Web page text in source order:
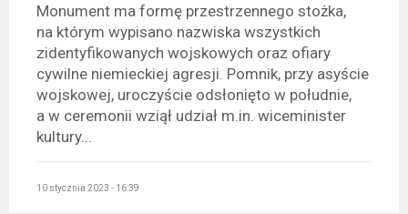
Monument ma formę przestrzennego stożka,
na którym wypisano nazwiska wszystkich
zidentyfikowanych wojskowych oraz ofiary
cywilne niemieckiej agresji. Pomnik, przy asyście
wojskowej, uroczyście odsłonięto w południe,
a w ceremonii wziął udział m.in. wiceminister
kultury...
10 stycznia 2023 - 16:39